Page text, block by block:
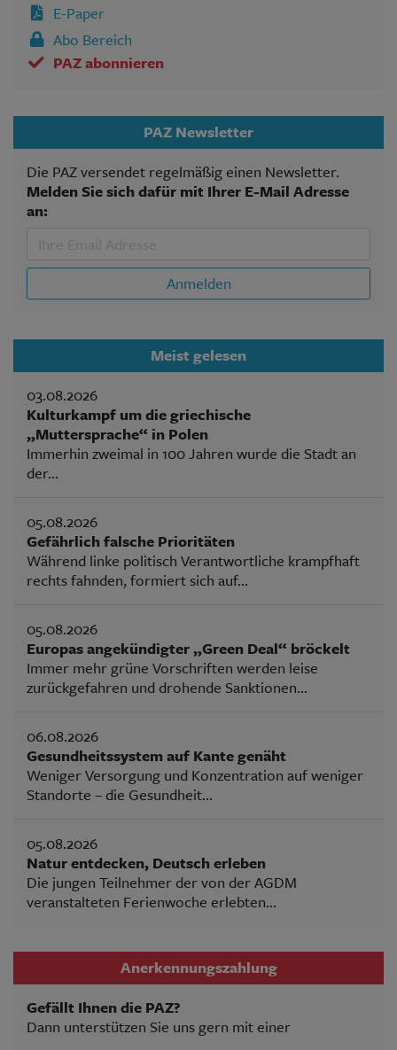
E-Paper
Abo Bereich
PAZ abonnieren
PAZ Newsletter
Die PAZ versendet regelmäßig einen Newsletter.
Melden Sie sich dafür mit Ihrer E-Mail Adresse
an:
Anmelden
Meist gelesen
03.08.2026
Kulturkampf um die griechische
„Muttersprache“ in Polen
Immerhin zweimal in 100 Jahren wurde die Stadt an
der...
05.08.2026
Gefährlich falsche Prioritäten
Während linke politisch Verantwortliche krampfhaft
rechts fahnden, formiert sich auf...
05.08.2026
Europas angekündigter „Green Deal“ bröckelt
Immer mehr grüne Vorschriften werden leise
zurückgefahren und drohende Sanktionen...
06.08.2026
Gesundheitssystem auf Kante genäht
Weniger Versorgung und Konzentration auf weniger
Standorte – die Gesundheit...
05.08.2026
Natur entdecken, Deutsch erleben
Die jungen Teilnehmer der von der AGDM
veranstalteten Ferienwoche erlebten...
Anerkennungszahlung
Gefällt Ihnen die PAZ?
Dann unterstützen Sie uns gern mit einer